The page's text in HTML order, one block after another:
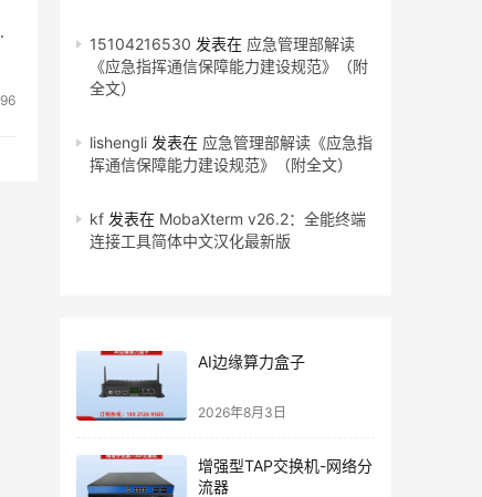
96
15104216530 发表在 应急管理部解读
《应急指挥通信保障能力建设规范》（附
全文）
lishengli 发表在 应急管理部解读《应急指
挥通信保障能力建设规范》（附全文）
kf 发表在 MobaXterm v26.2：全能终端
连接工具简体中文汉化最新版
AI边缘算力盒子
2026年8月3日
增强型TAP交换机-网络分
流器